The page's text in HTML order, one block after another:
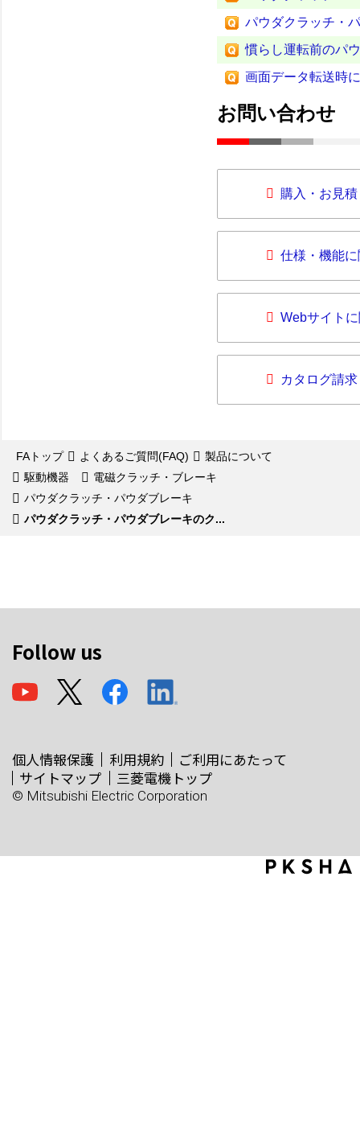
パウダクラッチ・
慣らし運転前のパ
画面データ転送時
お問い合わせ
購入・お見
仕様・機能
Webサイト
カタログ請求
FAトップ よくあるご質問(FAQ)
製品について
駆動機器
電磁クラッチ・ブレーキ
パウダクラッチ・パウダブレーキ
パウダクラッチ・パウダブレーキのク...
Follow us
個人情報保護 利用規約
ご利用にあたって
サイトマップ
三菱電機トップ
© Mitsubishi Electric Corporation